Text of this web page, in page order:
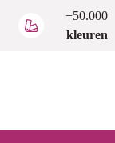
+50.000
kleuren